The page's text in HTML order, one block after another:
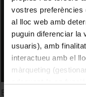
vostres preferències
al lloc web amb
puguin diferenciar la
usuaris), amb
interactueu amb el
màrqueting
En conversa. Esther